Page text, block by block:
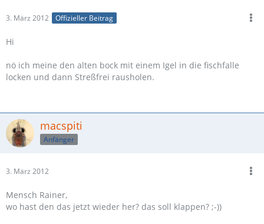
3. März 2012 Offizieller Beitrag
Hi
nö ich meine den alten bock mit einem Igel in die fischfalle
locken und dann Streßfrei rausholen.
macspiti
Anfänger
3. März 2012
Mensch Rainer,
wo hast den das jetzt wieder her? das soll klappen? ;-))